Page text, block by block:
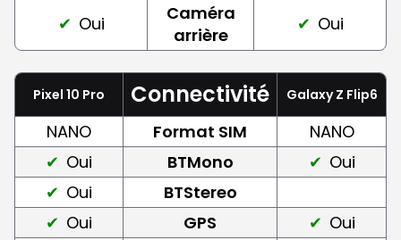
Oui
Caméra
arrière
Oui
Pixel 10 Pro Connectivité Galaxy Z Flip6
NANO Format SIM
NANO
Oui
BTMono
Oui
Oui
BTStereo
Oui
GPS
Oui